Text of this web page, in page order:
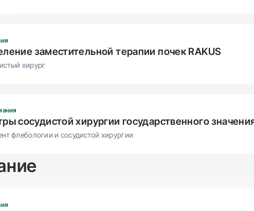
заместительной терапии почек RAKUS
хирург
сосудистой хирургии государственного
флебологии и сосудистой хирургии